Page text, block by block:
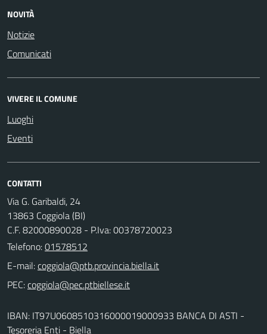
NOVITÀ
Notizie
Comunicati
VIVERE IL COMUNE
Luoghi
Eventi
CONTATTI
Via G. Garibaldi, 24
13863 Coggiola (BI)
C.F. 82000890028 - P.Iva: 00378720023
Telefono:01578512
E-mail:
PEC:
IBAN: IT97U0608510316000019000933 BANCA DI ASTI -
Tesoreria Enti - Biella